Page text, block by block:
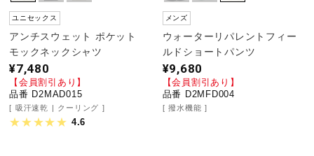
ユニセックス
アンチスウェット ポケット
モックネックシャツ
¥7,480
【会員割引あり】
品番 D2MAD015
吸汗速乾 クーリング
4.6
メンズ
ウォーターリパレントフィー
ルドショートパンツ
¥9,680
【会員割引あり】
品番 D2MFD004
撥水機能